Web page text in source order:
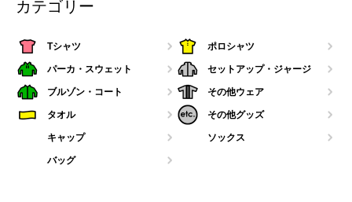
カテゴリー
Tシャツ ポロシャツ
パーカ・スウェット セットアップ・ジャージ
ブルゾン・コート その他ウェア
タオル その他グッズ
キャップ ソックス
バッグ